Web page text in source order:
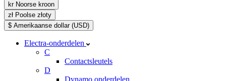
kr Noorse kroon
zł Poolse złoty
$ Amerikaanse dollar (USD)
Electra-onderdelen
C
Contactsleutels
D
Dynamo onderdelen